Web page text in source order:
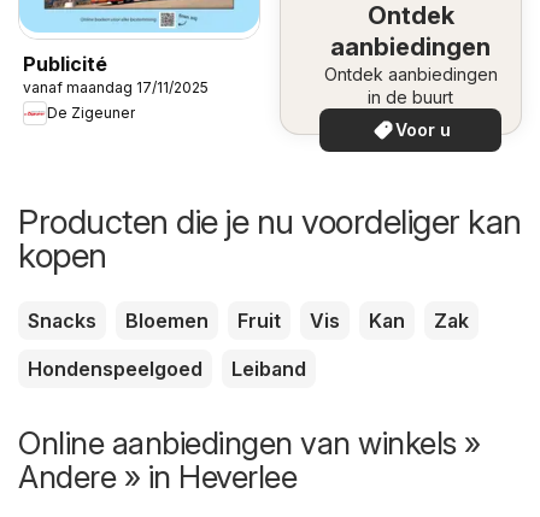
Publicité
vanaf maandag 17/11/2025
De Zigeuner
Ontdek
aanbiedingen
Ontdek aanbiedingen
in de buurt
Voor u
Producten die je nu voordeliger kan
kopen
Snacks Bloemen Fruit Vis Kan
Zak
Hondenspeelgoed
Leiband
Online aanbiedingen van winkels »
Andere » in Heverlee